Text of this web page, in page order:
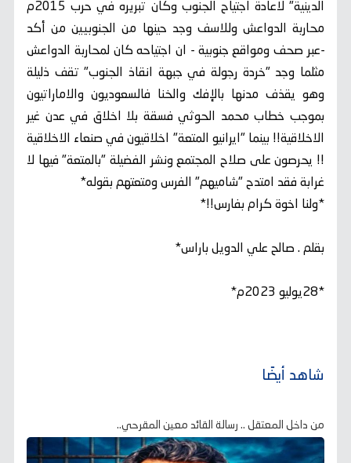
الدينية" لاعادة اجتياح الجنوب وكان تبريره في حرب 2015م
محاربة الدواعش وللاسف وجد حينها من الجنوبيين من أكد
-عبر صحف ومواقع جنوبية - ان اجتياحه كان لمحاربة الدواعش
مثلما وجد "خردة رجولة في جبهة انقاذ الجنوب" تقف ذليلة
وهو يقذف مدنها بالإفك والخنا فالسعوديون والاماراتيون
بموجب خطاب محمد الحوثي فسقة بلا اخلاق في عدن غير
الاخلاقية!! بينما "ايرانيو المتعة" اخلاقيون في صنعاء الاخلاقية
!! يحرصون على صلاح المجتمع ونشر الفضيلة "بالمتعة" فيها لا
غرابة فقد امتدح "شاميهم" الفرس ومتعتهم بقوله*
*ولنا اخوة كرام بفارس!!*
بقلم . صالح علي الدويل باراس*
*28يوليو 2023م*
شاهد أيضًا
من داخل المعتقل .. رسالة القائد معين المقرحي..